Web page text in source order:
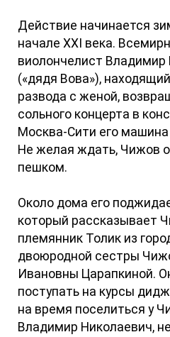
Действие начинается
начале XXI века.
виолончелист
(«дядя Вова»),
развода с женой,
сольного концерта в
Москва-Сити его машина
Не желая ждать, Чижов
пешком.
Около дома его
который рассказывает
племянник Толик из
двоюродной сестры
Ивановны Царапкиной.
поступать на курсы
на время поселиться у
Владимир Николаевич,